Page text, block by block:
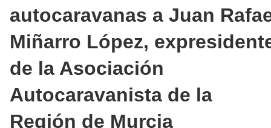
autocaravanas a Juan
Miñarro López,
de la Asociación
Autocaravanista de la
Región de Murcia